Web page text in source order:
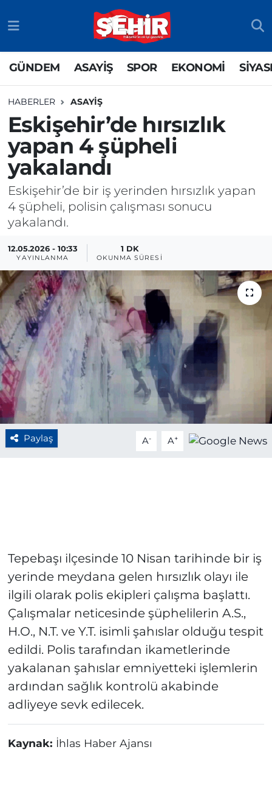
GÜNDEM ASAYİŞ SPOR EKONOMİ
HABERLER ASAYİŞ
Eskişehir’de hırsızlık
yapan 4 şüpheli
yakalandı
Eskişehir’de bir iş yerinden hırsızlık yapan
4 şüpheli, polisin çalışması sonucu
yakalandı.
12.05.2026 - 10:33
YAYINLANMA
1 DK
OKUNMA SÜRESI
Paylaş A- A+
Tepebaşı ilçesinde 10 Nisan tarihinde bir iş
yerinde meydana gelen hırsızlık olayı ile
ilgili olarak polis ekipleri çalışma başlattı.
Çalışmalar neticesinde şüphelilerin A.S.,
H.O., N.T. ve Y.T. isimli şahıslar olduğu tespit
edildi. Polis tarafından ikametlerinde
yakalanan şahıslar emniyetteki işlemlerin
ardından sağlık kontrolü akabinde
adliyeye sevk edilecek.
Kaynak: İhlas Haber Ajansı
SPOR
EKONOMİ
SİYASET
RESMİ İLAN
SİYASET
SPOR
EKONOMİ
EĞİTİM
TEKNOLOJİ
BÖLGE
YAŞAM
DÜNYA
GENEL
GÜNCEL
RESMİ İLAN
Odunpazarı Nöbetçi Eczaneler
Odunpazarı Hava Durumu
Odunpazarı Trafik Yoğunluk Haritası
TFF 3.Lig 4.Grup Puan Durumu ve Fikstür
Tüm Manşetler
Son Dakika Haberleri